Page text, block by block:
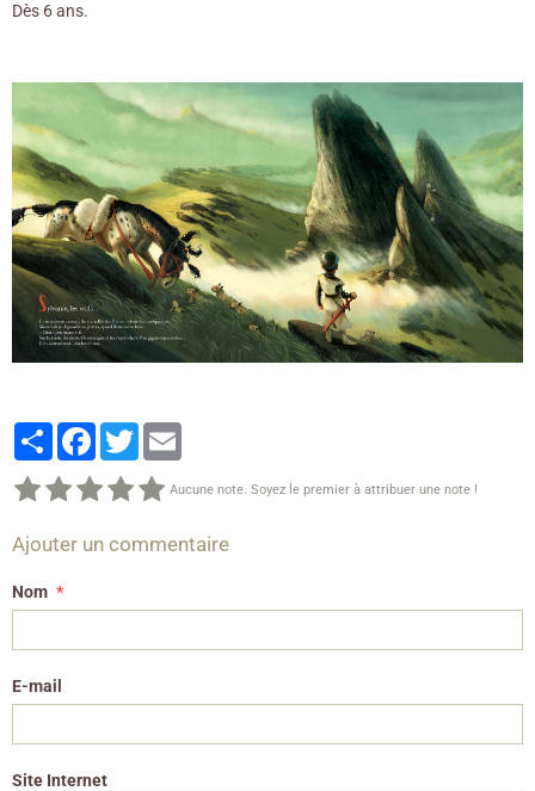
Dès 6 ans.
PartagerFacebook
Twitter
Aucune note. Soyez le premier à attribuer une note !
Ajouter un commentaire
Nom
E-mail
Site Internet